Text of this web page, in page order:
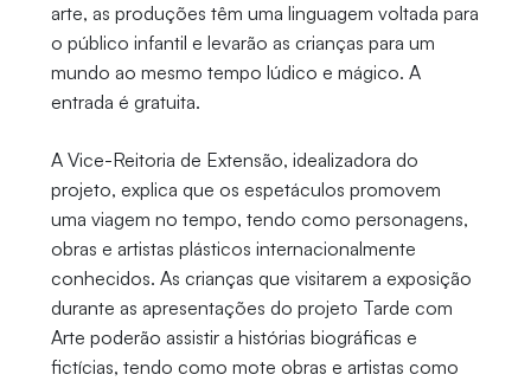
arte, as produções têm uma linguagem voltada para
o público infantil e levarão as crianças para um
mundo ao mesmo tempo lúdico e mágico. A
entrada é gratuita.
A Vice-Reitoria de Extensão, idealizadora do
projeto, explica que os espetáculos promovem
uma viagem no tempo, tendo como personagens,
obras e artistas plásticos internacionalmente
conhecidos. As crianças que visitarem a exposição
durante as apresentações do projeto Tarde com
Arte poderão assistir a histórias biográficas e
fictícias, tendo como mote obras e artistas como